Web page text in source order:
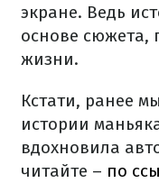
экране. Ведь
основе сюжета,
жизни.
Кстати, ранее
истории
вдохновила
читайте – по